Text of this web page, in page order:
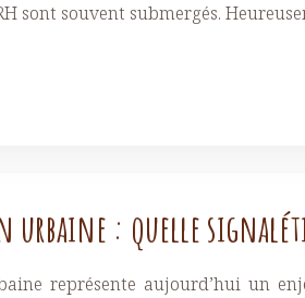
sont souvent submergés.
: quelle
représente aujourd’hui un